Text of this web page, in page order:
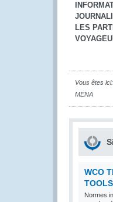
LES
Vous êtes ici:
MENA
WCO
TOOLS
Normes